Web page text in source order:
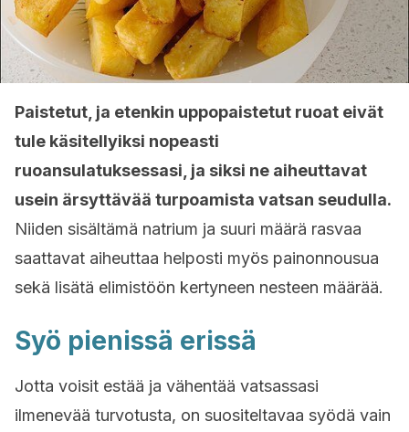
Paistetut, ja etenkin uppopaistetut ruoat eivät
tule käsitellyiksi nopeasti
ruoansulatuksessasi, ja siksi ne aiheuttavat
usein ärsyttävää turpoamista vatsan seudulla.
Niiden sisältämä natrium ja suuri määrä rasvaa
saattavat aiheuttaa helposti myös painonnousua
sekä lisätä elimistöön kertyneen nesteen määrää.
Syö pienissä erissä
Jotta voisit estää ja vähentää vatsassasi
ilmenevää turvotusta, on suositeltavaa syödä vain